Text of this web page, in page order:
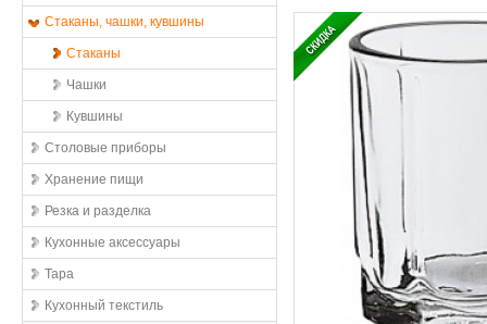
Стаканы, чашки, кувшины
Стаканы
Чашки
Кувшины
Столовые приборы
Хранение пищи
Резка и разделка
Кухонные aксессуары
Тара
Кухонный текстиль